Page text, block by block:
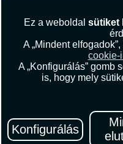
Ez a weboldal sütiket
A „Mindent
cookie-
A „Konfigurálás” gomb
is, hogy mely
Konfigurálás
Rólunk
Médiaajánlat
Sajtószoba
Viszonteladás
Elismerések és díjak
Környezettudatosság